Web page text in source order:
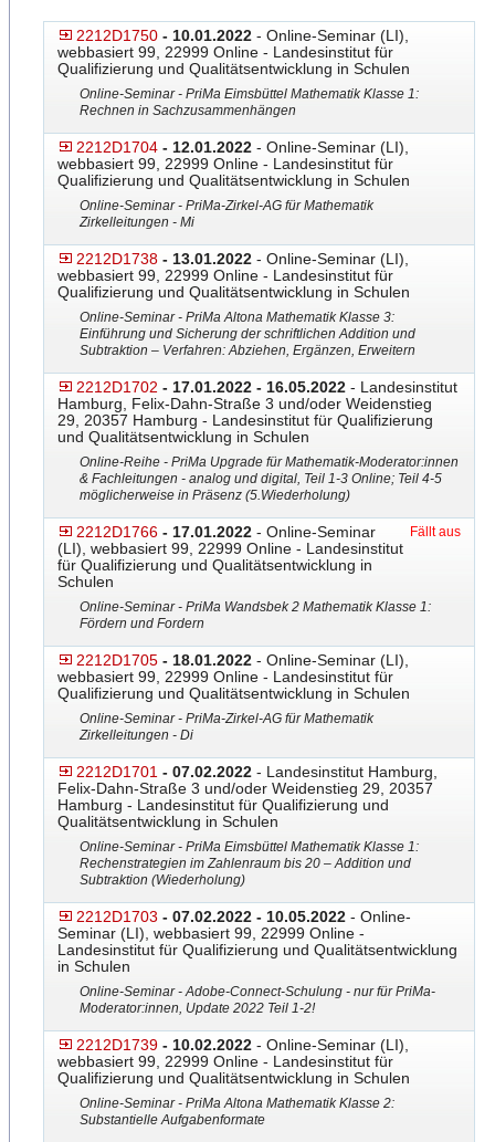
2212D1750 - 10.01.2022 - Online-Seminar (LI),
webbasiert 99, 22999 Online - Landesinstitut für
Qualifizierung und Qualitätsentwicklung in Schulen
Online-Seminar - PriMa Eimsbüttel Mathematik Klasse 1:
Rechnen in Sachzusammenhängen
2212D1704 - 12.01.2022 - Online-Seminar (LI),
webbasiert 99, 22999 Online - Landesinstitut für
Qualifizierung und Qualitätsentwicklung in Schulen
Online-Seminar - PriMa-Zirkel-AG für Mathematik
Zirkelleitungen - Mi
2212D1738 - 13.01.2022 - Online-Seminar (LI),
webbasiert 99, 22999 Online - Landesinstitut für
Qualifizierung und Qualitätsentwicklung in Schulen
Online-Seminar - PriMa Altona Mathematik Klasse 3:
Einführung und Sicherung der schriftlichen Addition und
Subtraktion – Verfahren: Abziehen, Ergänzen, Erweitern
2212D1702 - 17.01.2022 - 16.05.2022 - Landesinstitut
Hamburg, Felix-Dahn-Straße 3 und/oder Weidenstieg
29, 20357 Hamburg - Landesinstitut für Qualifizierung
und Qualitätsentwicklung in Schulen
Online-Reihe - PriMa Upgrade für Mathematik-Moderator:innen
& Fachleitungen - analog und digital, Teil 1-3 Online; Teil 4-5
möglicherweise in Präsenz (5.Wiederholung)
2212D1766 - 17.01.2022 - Online-Seminar
(LI), webbasiert 99, 22999 Online - Landesinstitut
für Qualifizierung und Qualitätsentwicklung in
Schulen
Fällt aus
Online-Seminar - PriMa Wandsbek 2 Mathematik Klasse 1:
Fördern und Fordern
2212D1705 - 18.01.2022 - Online-Seminar (LI),
webbasiert 99, 22999 Online - Landesinstitut für
Qualifizierung und Qualitätsentwicklung in Schulen
Online-Seminar - PriMa-Zirkel-AG für Mathematik
Zirkelleitungen - Di
2212D1701 - 07.02.2022 - Landesinstitut Hamburg,
Felix-Dahn-Straße 3 und/oder Weidenstieg 29, 20357
Hamburg - Landesinstitut für Qualifizierung und
Qualitätsentwicklung in Schulen
Online-Seminar - PriMa Eimsbüttel Mathematik Klasse 1:
Rechenstrategien im Zahlenraum bis 20 – Addition und
Subtraktion (Wiederholung)
2212D1703 - 07.02.2022 - 10.05.2022 - Online-
Seminar (LI), webbasiert 99, 22999 Online -
Landesinstitut für Qualifizierung und Qualitätsentwicklung
in Schulen
Online-Seminar - Adobe-Connect-Schulung - nur für PriMa-
Moderator:innen, Update 2022 Teil 1-2!
2212D1739 - 10.02.2022 - Online-Seminar (LI),
webbasiert 99, 22999 Online - Landesinstitut für
Qualifizierung und Qualitätsentwicklung in Schulen
Online-Seminar - PriMa Altona Mathematik Klasse 2:
Substantielle Aufgabenformate